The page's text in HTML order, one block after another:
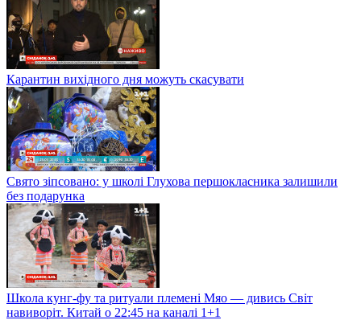
Карантин вихідного дня можуть скасувати
Свято зіпсовано: у школі Глухова першокласника залишили
без подарунка
Школа кунг-фу та ритуали племені Мяо — дивись Світ
навиворіт. Китай о 22:45 на каналі 1+1